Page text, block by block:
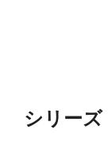
シリーズ